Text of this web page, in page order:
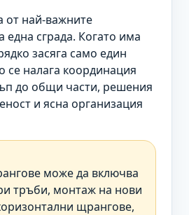
от най-важните
една сграда. Когато има
засяга само един
се налага координация
до общи части, решения
и ясна организация
може да включва
тръби, монтаж на нови
щрангове,